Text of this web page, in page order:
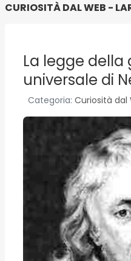
CURIOSITÀ DAL WEB -
La legge della
universale di
Categoria: Curiosità dal